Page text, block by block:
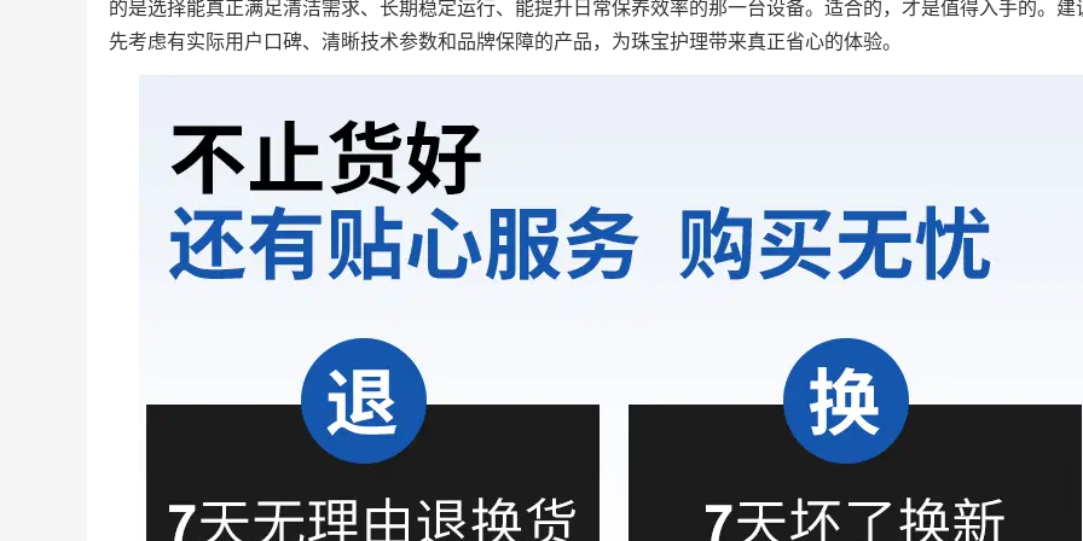
的是选择能真正满足清洁需求、长期稳定运行、能提升日常保养效率的那一台设备。适合的，才是值得入手的。建
先考虑有实际用户口碑、清晰技术参数和品牌保障的产品，为珠宝护理带来真正省心的体验。